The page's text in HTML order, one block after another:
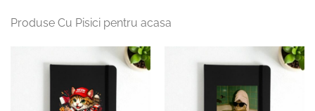
Produse Cu Pisici pentru acasa